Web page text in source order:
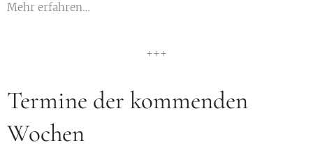
Mehr erfahren…
+++
Termine der kommenden
Wochen